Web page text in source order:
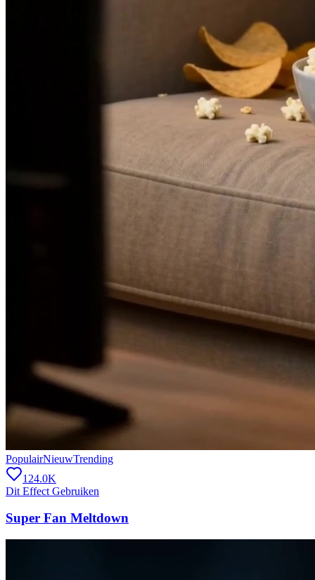
PopulairNieuwTrending
124.0K
Dit Effect Gebruiken
Super Fan Meltdown